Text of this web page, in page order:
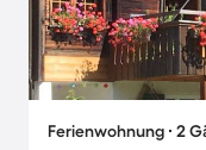
Ferienwohnung ∙ 2